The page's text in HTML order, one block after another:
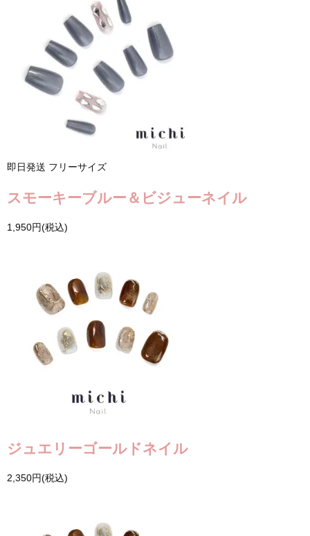
即日発送 フリーサイズ
スモーキーブルー＆ビジューネイル
1,950円(税込)
ジュエリーゴールドネイル
2,350円(税込)